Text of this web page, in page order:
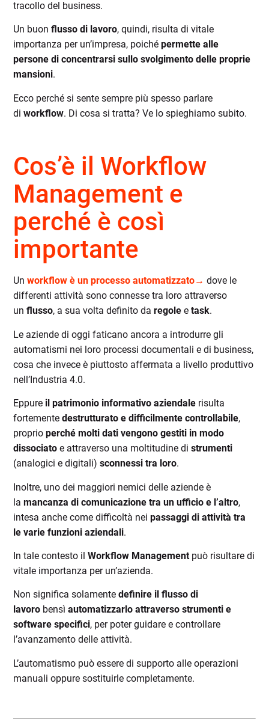
tracollo del business.
Un buon flusso di lavoro, quindi, risulta di vitale
importanza per un’impresa, poichépermette alle
persone di concentrarsi sullo svolgimento delle proprie
mansioni.
Ecco perché si sente sempre più spesso parlare
diworkflow. Di cosa si tratta? Ve lo spieghiamo subito.
Cos’è il Workflow
Management e
perché è così
importante
Unworkflow è un processo automatizzato→ dove le
differenti attività sono connesse tra loro attraverso
unflusso, a sua volta definito daregoleetask.
Le aziende di oggi faticano ancora a introdurre gli
automatismi nei loro processi documentali e di business,
cosa che invece è piuttosto affermata a livello produttivo
nell’Industria 4.0.
Eppure il patrimonio informativo aziendale risulta
fortemente destrutturato e difficilmente controllabile,
proprioperché molti dati vengono gestiti in modo
dissociato e attraverso una moltitudine distrumenti
(analogici e digitali)sconnessi tra loro.
Inoltre, uno dei maggiori nemici delle aziende è
lamancanza di comunicazione tra un ufficio e l’altro,
intesa anche come difficoltà neipassaggi di attività tra
le varie funzioni aziendali.
In tale contesto il Workflow Management può risultare di
vitale importanza per un’azienda.
Non significa solamente definire il flusso di
lavoro bensìautomatizzarlo attraverso strumenti e
software specifici, per poter guidare e controllare
l’avanzamento delle attività.
L’automatismo può essere di supporto alle operazioni
manuali oppure sostituirle completamente.